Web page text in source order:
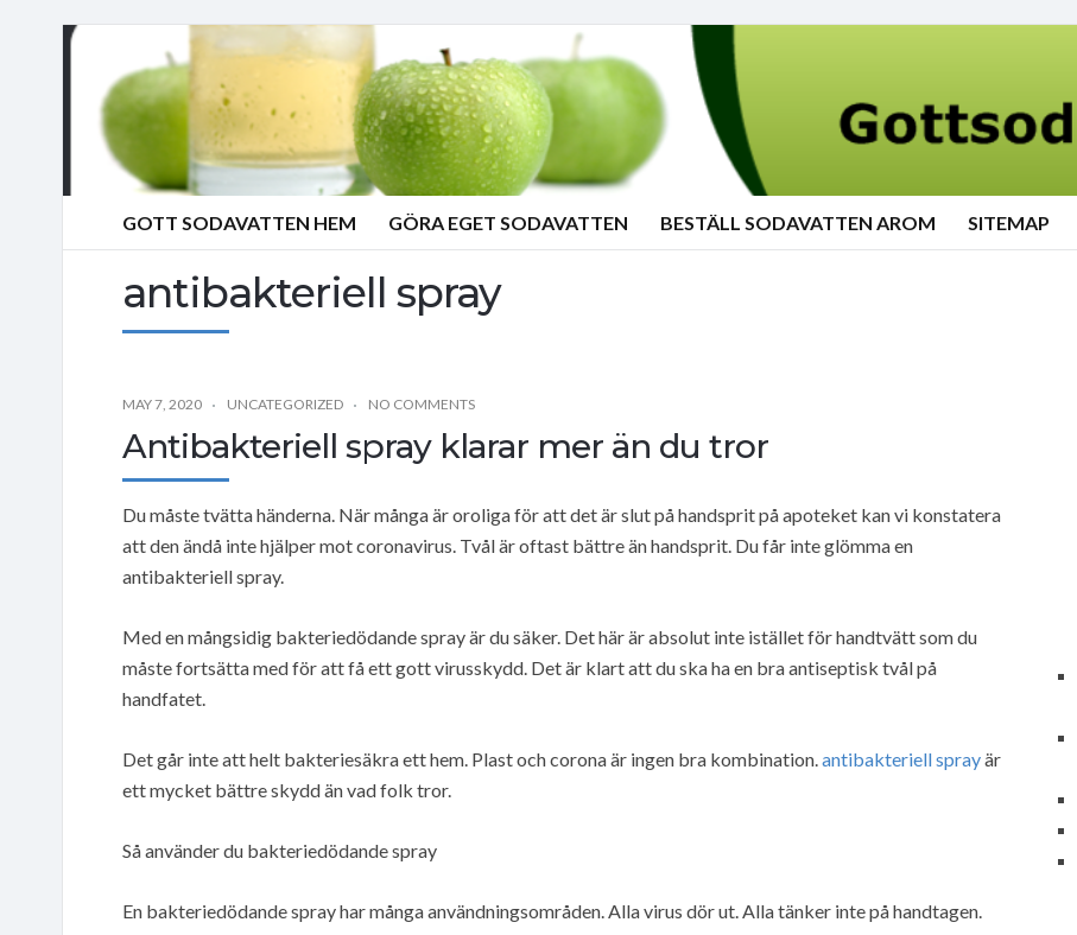
GOTT SODAVATTEN HEM GÖRA EGET SODAVATTEN BESTÄLL SODAVATTEN AROM SITEMAP
antibakteriell spray
MAY 7, 2020 UNCATEGORIZED NO COMMENTS
Antibakteriell spray klarar mer än du tror
Du måste tvätta händerna. När många är oroliga för att det är slut på handsprit på apoteket kan vi konstatera
att den ändå inte hjälper mot coronavirus. Tvål är oftast bättre än handsprit. Du får inte glömma en
antibakteriell spray.
Med en mångsidig bakteriedödande spray är du säker. Det här är absolut inte istället för handtvätt som du
måste fortsätta med för att få ett gott virusskydd. Det är klart att du ska ha en bra antiseptisk tvål på
handfatet.
Det går inte att helt bakteriesäkra ett hem. Plast och corona är ingen bra kombination.antibakteriell sprayär
ett mycket bättre skydd än vad folk tror.
Så använder du bakteriedödande spray
En bakteriedödande spray har många användningsområden. Alla virus dör ut. Alla tänker inte på handtagen.